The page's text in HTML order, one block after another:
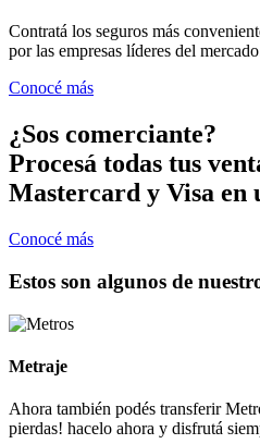
Contratá los seguros más
por las empresas líderes del
Conocé más
¿Sos comerciante?
Procesá todas tus
Mastercard y Visa en
Conocé más
Estos son algunos de
Metraje
Ahora también podés transferir
pierdas! hacelo ahora y disfrutá